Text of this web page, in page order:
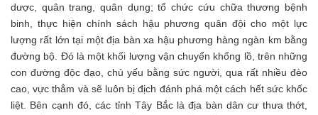
dược, quân trang, quân dụng; tổ chức cứu chữa thương bệnh
binh, thực hiện chính sách hậu phương quân đội cho một lực
lượng rất lớn tại một địa bàn xa hậu phương hàng ngàn km bằng
đường bộ. Đó là một khối lượng vận chuyển khổng lồ, trên những
con đường độc đạo, chủ yếu bằng sức người, qua rất nhiều đèo
cao, vực thẳm và sẽ luôn bị địch đánh phá một cách hết sức khốc
liệt. Bên cạnh đó, các tỉnh Tây Bắc là địa bàn dân cư thưa thớt,